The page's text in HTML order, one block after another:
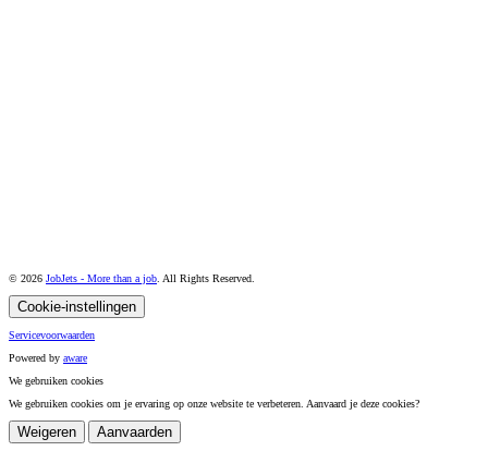
© 2026 JobJets - More than a job . All Rights Reserved.
Cookie-instellingen
Servicevoorwaarden
Powered by aware
We gebruiken cookies
We gebruiken cookies om je ervaring op onze website te verbeteren. Aanvaard je deze cookies?
Weigeren Aanvaarden